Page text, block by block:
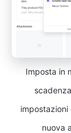
Imposta in
nuova